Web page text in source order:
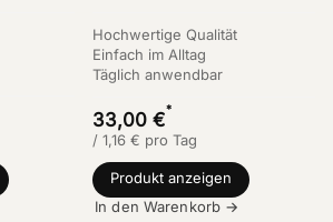
Hochwertige Qualität
Einfach im Alltag
Täglich anwendbar
33,00 €*
/ 1,16 € pro Tag
Produkt anzeigen
In den Warenkorb →